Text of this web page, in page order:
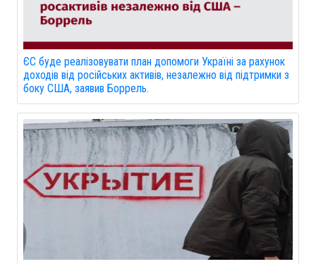
ЄС буде реалізовувати план допомоги Україні за рахунок
доходів від російських активів, незалежно від підтримки з
боку США, заявив Боррель.